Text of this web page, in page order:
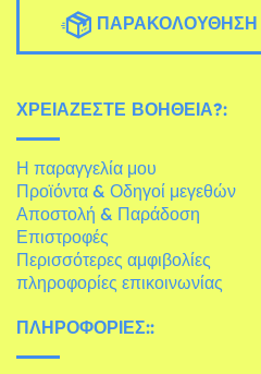
ΠΑΡΑΚΟΛΟΎΘΗΣΗ
ΧΡΕΙΆΖΕΣΤΕ ΒΟΉΘΕΙΑ?:
Η παραγγελία μου
Προϊόντα & Οδηγοί μεγεθών
Αποστολή & Παράδοση
Επιστροφές
Περισσότερες αμφιβολίες
πληροφορίες επικοινωνίας
ΠΛΗΡΟΦΟΡΊΕΣ::